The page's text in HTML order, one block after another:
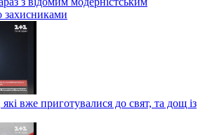
захисниками
вже приготувалися до свят, та дощ із